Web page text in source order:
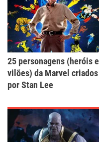
25 personagens (heróis e
vilões) da Marvel criados
por Stan Lee